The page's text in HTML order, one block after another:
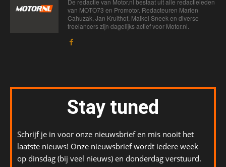
De redactie van Motor.nl bestaat uit alle redactieleden
van MOTO73 en Promotor. Redacteuren Marien
Cahuzak, Jan Kruithof, Maikel Sneek en diverse
freelancers zijn dagelijks actief voor Motor.nl.
Stay tuned
Schrijf je in voor onze nieuwsbrief en mis nooit het
laatste nieuws! Onze nieuwsbrief wordt iedere week
op dinsdag (bij veel nieuws) en donderdag verstuurd.